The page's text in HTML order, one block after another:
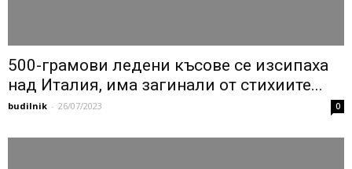
500-грамови ледени късове се изсипаха
над Италия, има загинали от стихиите...
budilnik - 26/07/2023 0